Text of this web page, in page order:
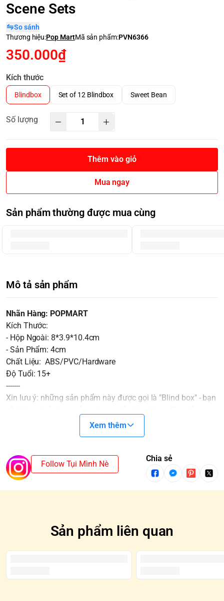
Scene Sets
So sánh
Thương hiệu:Pop MartMã sản phẩm:PVN6366
350.000₫
Kích thước
Blindbox Set of 12 Blindbox Sweet Bean
Số lượng
Thêm vào giỏ
Mua ngay
Sản phẩm thường được mua cùng
Mô tả sản phẩm
Nhãn Hàng: POPMART
Kích Thước:
- Hộp Ngoài: 8*3.9*10.4cm
- Sản Phẩm: 4cm
Chất Liệu: ABS/PVC/Hardware
Độ Tuổi: 15+
-------
Xin lưu ý: những sản phẩm này được gọi là "Blind box" - bạn
không biết mình nhận được
gì cho đến khi mở nó ra. Sự bất ngờ sẽ là một gia vị không
Các Blindbox ở cùng một SET sẽ không trùng nhau. Trong
trường hợp mua cả SET và xuất hiện SECRET/CHASER thì
sẽ mất một mẫu cơ bản.
Xem thêm
Follow Tụi Mình Nè
Chia sẻ
Sản phẩm liên quan